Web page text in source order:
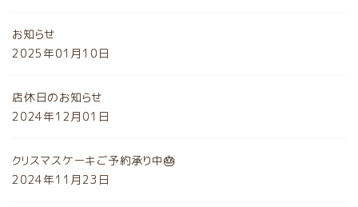
お知らせ
2025年01月10日
店休日のお知らせ
2024年12月01日
クリスマスケーキご予約承り中🎂
2024年11月23日